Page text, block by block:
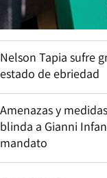
Nelson Tapia sufre
estado de ebriedad
Amenazas y
blinda a Gianni
mandato